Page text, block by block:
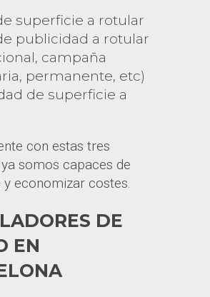
superficie a rotular
publicidad a rotular
campaña
permanente, etc)
de superficie a
con estas tres
somos capaces de
economizar costes.
DE
EN